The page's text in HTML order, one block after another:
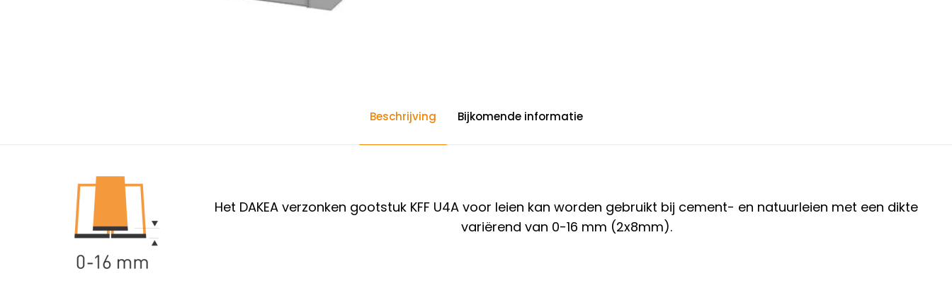
Beschrijving Bijkomende informatie
Het DAKEA verzonken gootstuk KFF U4A voor leien kan worden gebruikt bij cement- en natuurleien met een dikte
variërend van 0-16 mm (2x8mm).